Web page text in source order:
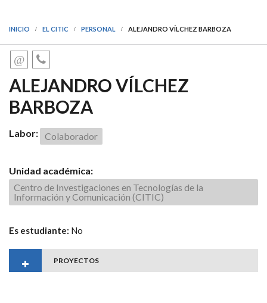
INICIO EL CITIC PERSONAL ALEJANDRO VÍLCHEZ BARBOZA
ALEJANDRO VÍLCHEZ
BARBOZA
Labor: Colaborador
Unidad académica:
Centro de Investigaciones en Tecnologías de la
Información y Comunicación (CITIC)
Es estudiante: No
PROYECTOS